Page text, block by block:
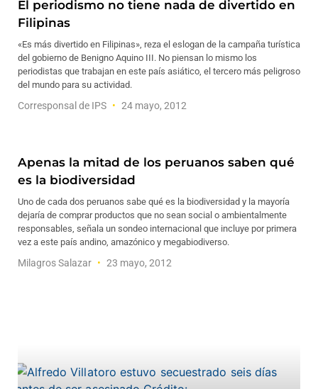
El periodismo no tiene nada de divertido en
Filipinas
«Es más divertido en Filipinas», reza el eslogan de la campaña turística
del gobierno de Benigno Aquino III. No piensan lo mismo los
periodistas que trabajan en este país asiático, el tercero más peligroso
del mundo para su actividad.
Corresponsal de IPS 24 mayo, 2012
Apenas la mitad de los peruanos saben qué
es la biodiversidad
Uno de cada dos peruanos sabe qué es la biodiversidad y la mayoría
dejaría de comprar productos que no sean social o ambientalmente
responsables, señala un sondeo internacional que incluye por primera
vez a este país andino, amazónico y megabiodiverso.
Milagros Salazar 23 mayo, 2012